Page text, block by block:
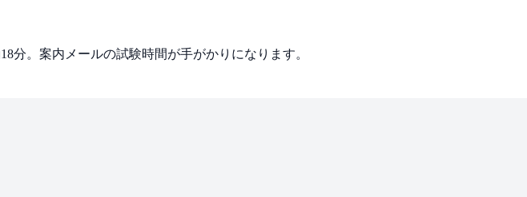
分。案内メールの試験時間が手がかりになります。